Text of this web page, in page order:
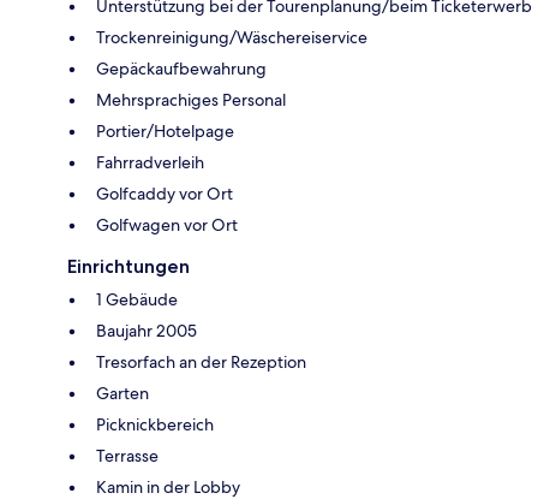
Unterstützung bei der Tourenplanung/beim Ticketerwerb
Trockenreinigung/Wäschereiservice
Gepäckaufbewahrung
Mehrsprachiges Personal
Portier/Hotelpage
Fahrradverleih
Golfcaddy vor Ort
Golfwagen vor Ort
Einrichtungen
1 Gebäude
Baujahr 2005
Tresorfach an der Rezeption
Garten
Picknickbereich
Terrasse
Kamin in der Lobby